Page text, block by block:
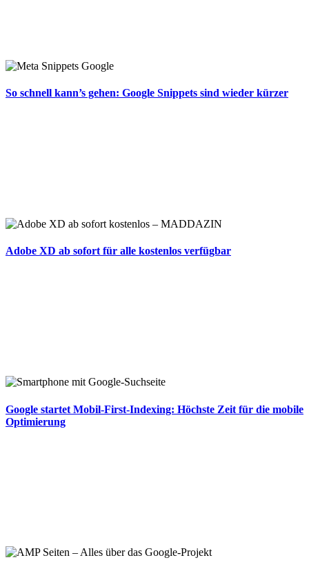
So schnell kann’s gehen: Google Snippets sind wieder kürzer
Adobe XD ab sofort für alle kostenlos verfügbar
Google startet Mobil-First-Indexing: Höchste Zeit für die mobile
Optimierung